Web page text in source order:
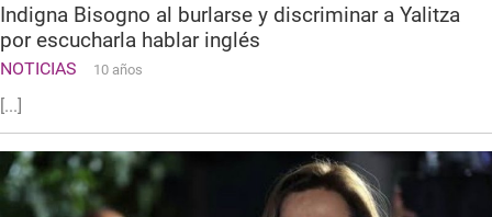
Indigna Bisogno al burlarse y discriminar a Yalitza
por escucharla hablar inglés
NOTICIAS 10 años
[...]